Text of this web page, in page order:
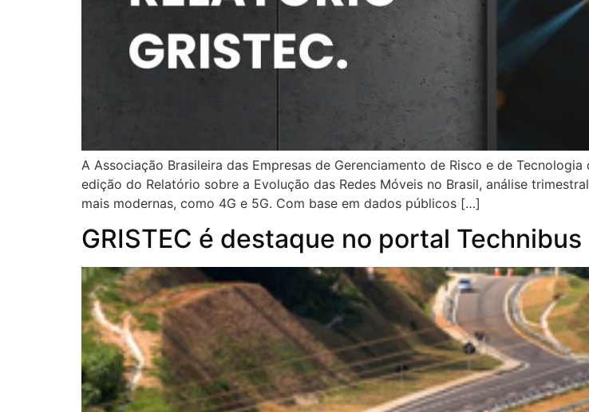
A Associação Brasileira das Empresas de Gerenciamento de Risco e de
edição do Relatório sobre a Evolução das Redes Móveis no Brasil, análise
mais modernas, como 4G e 5G. Com base em dados públicos […]
GRISTEC é destaque no portal Technibus